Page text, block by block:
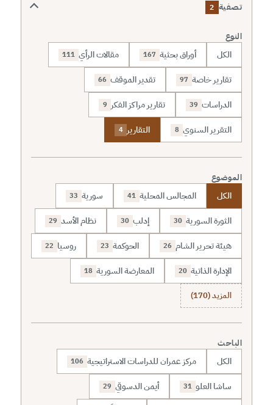
تصفية 2
النوع
الكل أوراق بحثية 167 مقالات الرأي 111
تقارير خاصة 97 تقدير الموقف 66
الدراسات 39 تقارير مراكز الفكر 9
التقرير السنوي 8 التقارير 4
الموضوع
الكل المجالس المحلية 41 سورية 33
الثورة السورية 30 إدلب 30 نظام الأسد 29
هيئة تحرير الشام 26 الحوكمة 23 روسيا 22
الإدارة الذاتية 20 المعارضة السورية 18
المزيد (170)
الباحث
الكل مركز عمران للدراسات الاستراتيجية 106
ساشا العلو 31 أيمن الدسوقي 29